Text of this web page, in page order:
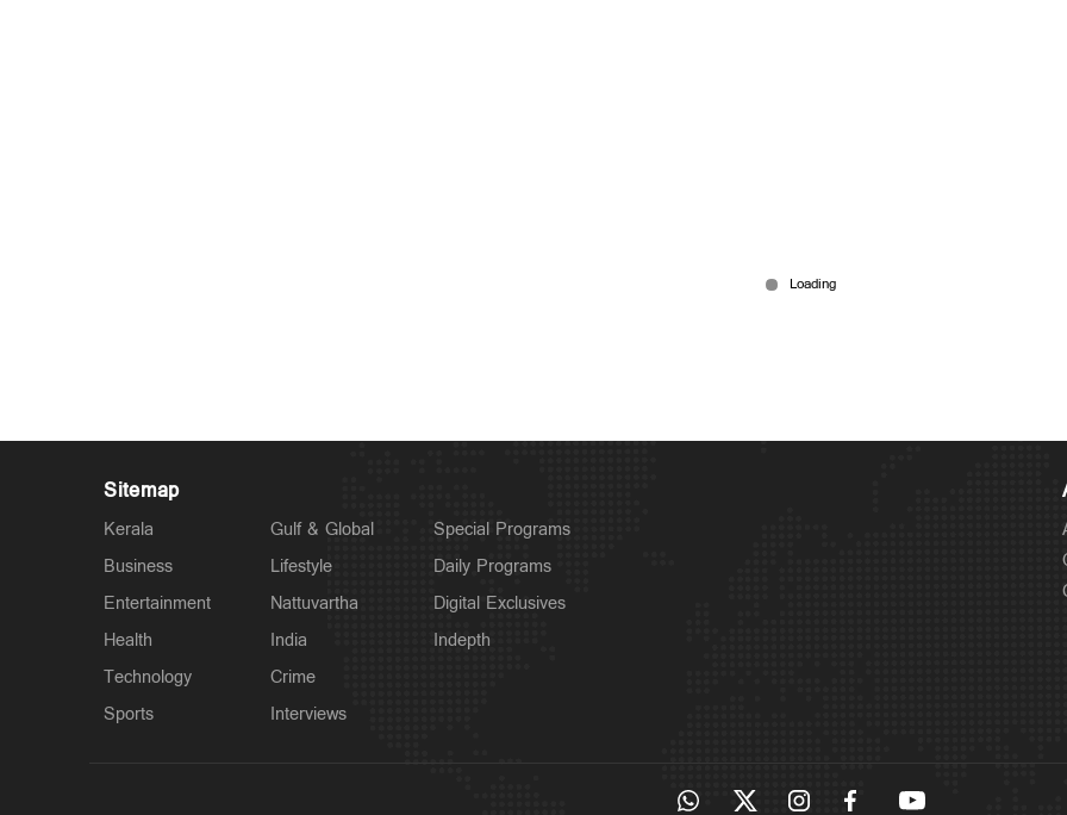
Sitemap
Kerala
Business
Entertainment
Health
Technology
Sports
Gulf & Global
Lifestyle
Nattuvartha
India
Crime
Interviews
Special Programs
Daily Programs
Digital Exclusives
Indepth